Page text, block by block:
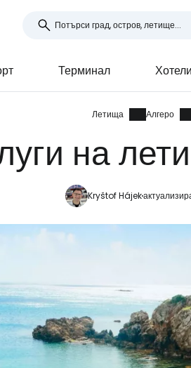
Терминал Хотели
Летища Алгеро
на
Kryštof Hájek